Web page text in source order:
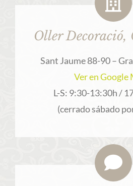
Oller Decoració,
Sant Jaume 88-90 –
Ver en Google
L-S: 9:30-13:30h /
(cerrado sábado